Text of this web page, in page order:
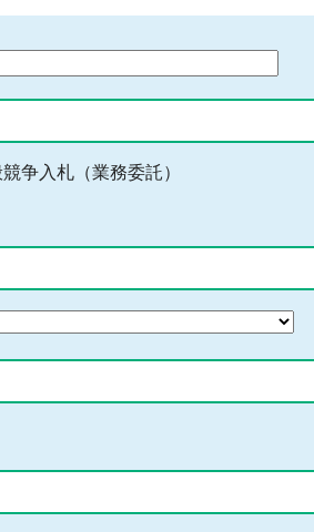
争入札（業務委託）